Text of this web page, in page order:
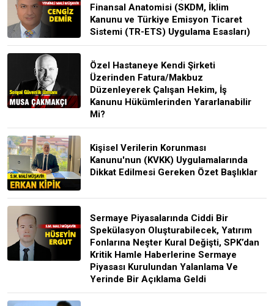
Finansal Anatomisi (SKDM, İklim
Kanunu ve Türkiye Emisyon Ticaret
Sistemi (TR-ETS) Uygulama Esasları)
Özel Hastaneye Kendi Şirketi
Üzerinden Fatura/Makbuz
Düzenleyerek Çalışan Hekim, İş
Kanunu Hükümlerinden Yararlanabilir
Mi?
Kişisel Verilerin Korunması
Kanunu'nun (KVKK) Uygulamalarında
Dikkat Edilmesi Gereken Özet Başlıklar
Sermaye Piyasalarında Ciddi Bir
Spekülasyon Oluşturabilecek, Yatırım
Fonlarına Neşter Kural Değişti, SPK’dan
Kritik Hamle Haberlerine Sermaye
Piyasası Kurulundan Yalanlama Ve
Yerinde Bir Açıklama Geldi